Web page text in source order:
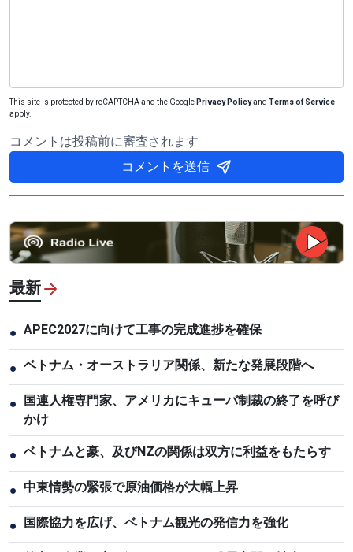
This site is protected by reCAPTCHA and the Google Privacy Policyand Terms of Service
apply.
コメントは投稿前に審査されます
コメントを送信
最新
● APEC2027に向けて工事の完成進捗を確保
● ベトナム・オーストラリア関係、新たな発展段階へ
●
国連人権専門家、アメリカにキューバ制裁の終了を呼び
かけ
● ベトナムと豪、及びNZの関係は双方に利益をもたらす
● 中東情勢の緊張で原油価格が大幅上昇
● 国際協力を広げ、ベトナム観光の発信力を強化